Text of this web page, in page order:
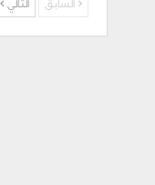
السابق التالي